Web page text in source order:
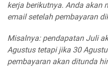
kerja berikutnya. Anda akan
email setelah pembayaran
Misalnya: pendapatan Juli
Agustus tetapi jika 30
pembayaran akan ditunda